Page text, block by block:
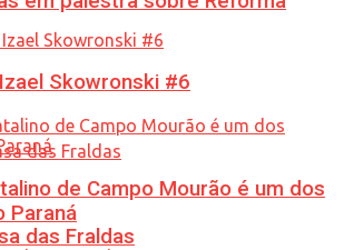
das Fraldas
Skowronski #6
de Campo Mourão é um dos
Paraná